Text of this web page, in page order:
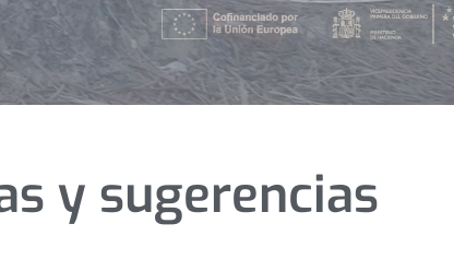
y sugerencias